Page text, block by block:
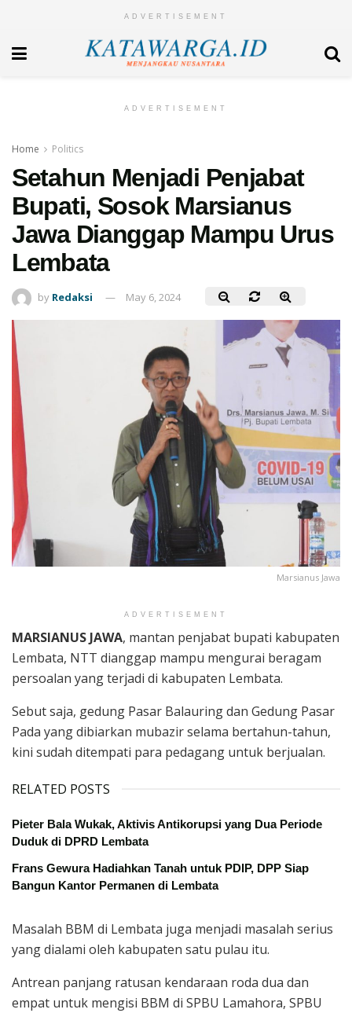
ADVERTISEMENT
ADVERTISEMENT
Home Politics
Setahun Menjadi Penjabat
Bupati, Sosok Marsianus
Jawa Dianggap Mampu Urus
Lembata
by Redaksi May 6, 2024
Marsianus Jawa
ADVERTISEMENT
MARSIANUS JAWA, mantan penjabat bupati kabupaten
Lembata, NTT dianggap mampu mengurai beragam
persoalan yang terjadi di kabupaten Lembata.
Sebut saja, gedung Pasar Balauring dan Gedung Pasar
Pada yang dibiarkan mubazir selama bertahun-tahun,
kini sudah ditempati para pedagang untuk berjualan.
RELATED POSTS
Pieter Bala Wukak, Aktivis Antikorupsi yang Dua Periode
Duduk di DPRD Lembata
Frans Gewura Hadiahkan Tanah untuk PDIP, DPP Siap
Bangun Kantor Permanen di Lembata
Masalah BBM di Lembata juga menjadi masalah serius
yang dialami oleh kabupaten satu pulau itu.
Antrean panjang ratusan kendaraan roda dua dan
empat untuk mengisi BBM di SPBU Lamahora, SPBU